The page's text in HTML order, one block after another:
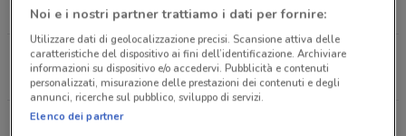
10 km
CHIUSO
Via Buenos Aires, 90 Milano
14.1 km
CHIUSO
Corso Buenos Aires, 3 Milano
Noi e i nostri partner trattiamo i dati per fornire:
Utilizzare dati di geolocalizzazione precisi. Scansione attiva delle
caratteristiche del dispositivo ai fini dell’identificazione. Archiviare
informazioni su dispositivo e/o accedervi. Pubblicità e contenuti
personalizzati, misurazione delle prestazioni dei contenuti e degli
annunci, ricerche sul pubblico, sviluppo di servizi.
Elenco dei partner